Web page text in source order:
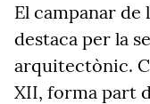
El campanar de
destaca per la
arquitectònic.
XII, forma part